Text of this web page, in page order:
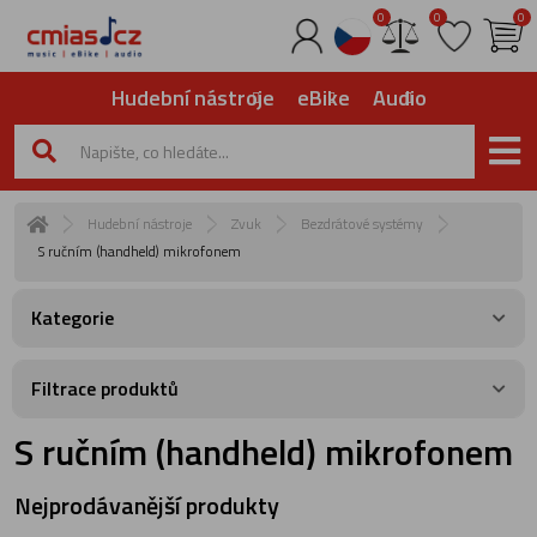
0 0 0
Hudební nástroje eBike Audio
Hudební nástroje Zvuk
Bezdrátové systémy
S ručním (handheld) mikrofonem
Kategorie
Filtrace produktů
S ručním (handheld) mikrofonem
Nejprodávanější produkty